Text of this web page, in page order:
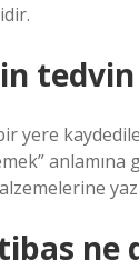
yere
ne